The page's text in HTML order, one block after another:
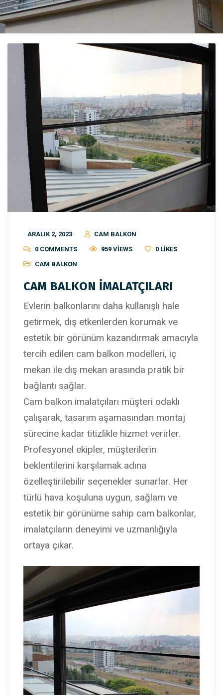
ARALIK 2, 2023
CAM BALKON
0 COMMENTS
959 VIEWS 0 LIKES
CAM BALKON
CAM BALKON İMALATÇILARI
Evlerin balkonlarını daha kullanışlı hale
getirmek, dış etkenlerden korumak ve
estetik bir görünüm kazandırmak amacıyla
tercih edilen cam balkon modelleri, iç
mekan ile dış mekan arasında pratik bir
bağlantı sağlar.
Cam balkon imalatçıları müşteri odaklı
çalışarak, tasarım aşamasından montaj
sürecine kadar titizlikle hizmet verirler.
Profesyonel ekipler, müşterilerin
beklentilerini karşılamak adına
özelleştirilebilir seçenekler sunarlar. Her
türlü hava koşuluna uygun, sağlam ve
estetik bir görünüme sahip cam balkonlar,
imalatçıların deneyimi ve uzmanlığıyla
ortaya çıkar.